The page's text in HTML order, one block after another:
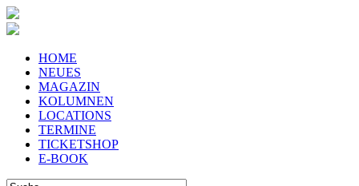
HOME
NEUES
MAGAZIN
KOLUMNEN
LOCATIONS
TERMINE
TICKETSHOP
E-BOOK